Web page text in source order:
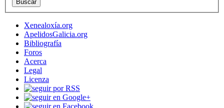
Xenealoxía.org
ApelidosGalicia.org
Bibliografía
Foros
Acerca
Legal
Licenza